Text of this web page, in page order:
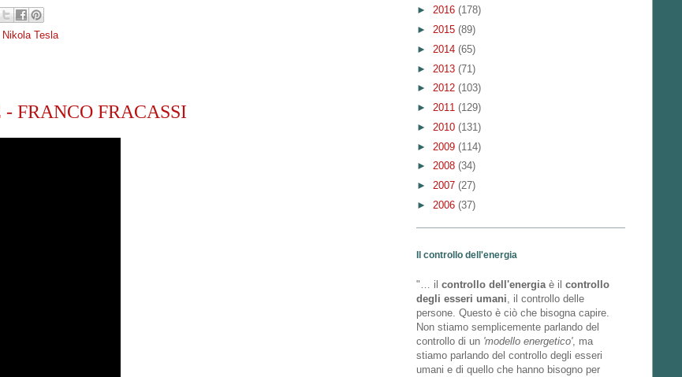
Nikola Tesla
FRANCO FRACASSI
► 2016 (178)
► 2015 (89)
► 2014 (65)
► 2013 (71)
► 2012 (103)
► 2011 (129)
► 2010 (131)
► 2009 (114)
► 2008 (34)
► 2007 (27)
► 2006 (37)
Il controllo dell'energia
"… il controllo dell'energiaè il controllo
degli esseri umani, il controllo delle
persone. Questo è ciò che bisogna capire.
Non stiamo semplicemente parlando del
controllo di un 'modello energetico', ma
stiamo parlando del controllo degli esseri
umani e di quello che hanno bisogno per